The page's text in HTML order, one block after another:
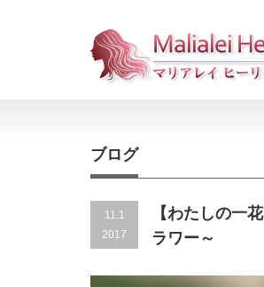
ブログ
11.1
2017
【わたしの一
ラワー～